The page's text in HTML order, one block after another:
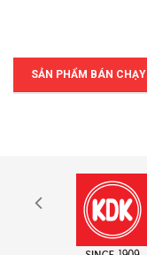
SẢN PHẨM BÁN CHẠY